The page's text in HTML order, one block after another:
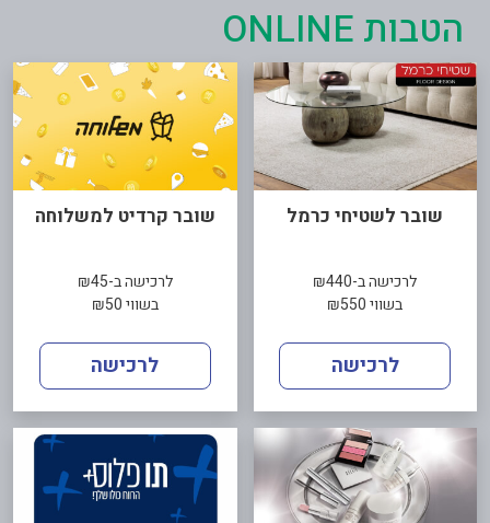
הטבות ONLINE
שובר לשטיחי כרמל
לרכישה ב-₪440
בשווי ₪550
לרכישה
שובר קרדיט למשלוחה
לרכישה ב-₪45
בשווי ₪50
לרכישה